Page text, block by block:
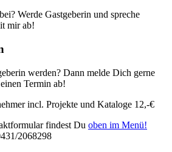
Werde Gastgeberin und spreche
mir ab!
werden? Dann melde Dich gerne
Termin ab!
incl. Projekte und Kataloge 12,-€
findest Du oben im Menü!
2068298